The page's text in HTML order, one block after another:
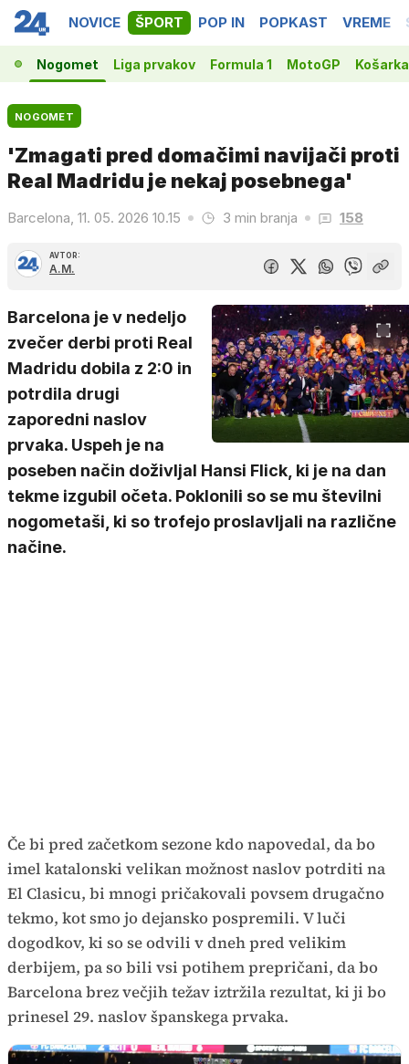
NOVICE ŠPORT POP IN POPKAST VREME
Nogomet Liga prvakov Formula 1 MotoGP Košarka
NOGOMET
'Zmagati pred domačimi navijači proti
Real Madridu je nekaj posebnega'
Barcelona, 11. 05. 2026 10.15 3 min branja 158
AVTOR:
A.M.
Barcelona je v nedeljo
zvečer derbi proti Real
Madridu dobila z 2:0 in
potrdila drugi
zaporedni naslov
prvaka. Uspeh je na
poseben način doživljal Hansi Flick, ki je na dan
tekme izgubil očeta. Poklonili so se mu številni
nogometaši, ki so trofejo proslavljali na različne
načine.
Če bi pred začetkom sezone kdo napovedal, da bo
imel katalonski velikan možnost naslov potrditi na
El Clasicu, bi mnogi pričakovali povsem drugačno
tekmo, kot smo jo dejansko pospremili. V luči
dogodkov, ki so se odvili v dneh pred velikim
derbijem, pa so bili vsi potihem prepričani, da bo
Barcelona brez večjih težav iztržila rezultat, ki ji bo
prinesel 29. naslov španskega prvaka.